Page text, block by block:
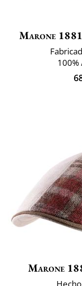
Marone 1881
100%
Marone